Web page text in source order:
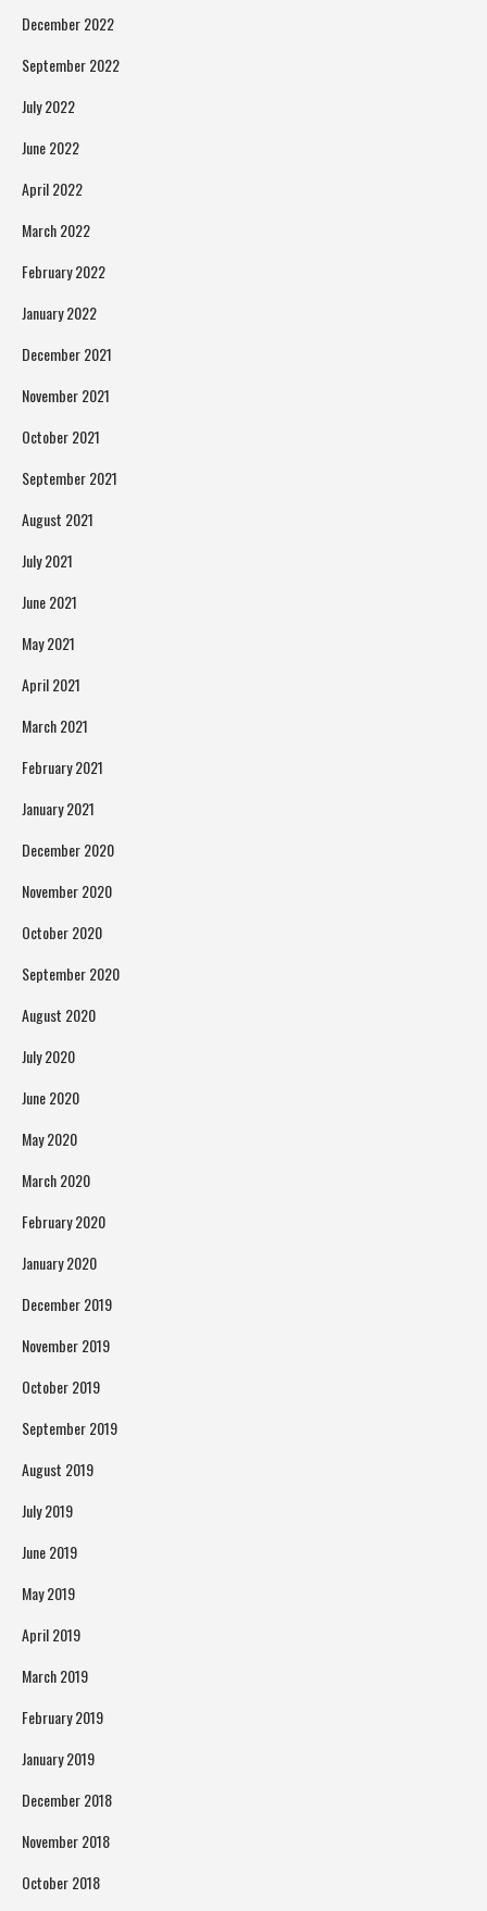
December 2022
September 2022
July 2022
June 2022
April 2022
March 2022
February 2022
January 2022
December 2021
November 2021
October 2021
September 2021
August 2021
July 2021
June 2021
May 2021
April 2021
March 2021
February 2021
January 2021
December 2020
November 2020
October 2020
September 2020
August 2020
July 2020
June 2020
May 2020
March 2020
February 2020
January 2020
December 2019
November 2019
October 2019
September 2019
August 2019
July 2019
June 2019
May 2019
April 2019
March 2019
February 2019
January 2019
December 2018
November 2018
October 2018